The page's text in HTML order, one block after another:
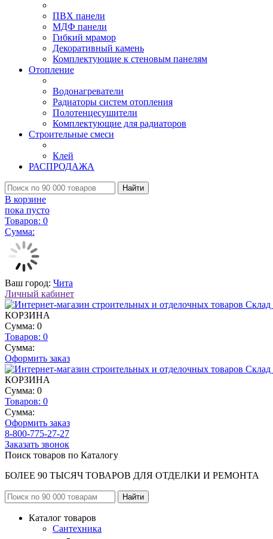
ПВХ панели
МДФ панели
Гибкий мрамор
Декоративный камень
Комплектующие к стеновым панелям
Отопление
Водонагреватели
Радиаторы систем отопления
Полотенцесушители
Комплектующие для радиаторов
Строительные смеси
Клей
РАСПРОДАЖА
Найти
В корзине
пока пусто
Товаров: 0
Сумма:
Ваш город: Чита
Личный кабинет
КОРЗИНА
Сумма: 0
Товаров: 0
Сумма:
Оформить заказ
КОРЗИНА
Сумма: 0
Товаров: 0
Сумма:
Оформить заказ
8-800-775-27-27
Заказать звонок
Поиск товаров по Каталогу
БОЛЕЕ 90 ТЫСЯЧ ТОВАРОВ ДЛЯ ОТДЕЛКИ И РЕМОНТА
Каталог товаров
Сантехника